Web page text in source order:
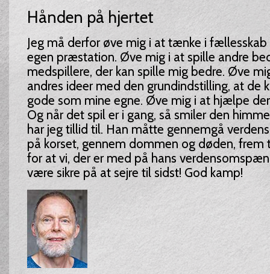
Hånden på hjertet
Jeg må derfor øve mig i at tænke i fællesskab
egen præstation. Øve mig i at spille andre
medspillere, der kan spille mig bedre. Øve
andres ideer med den grundindstilling, at de
gode som mine egne. Øve mig i at hjælpe
Og når det spil er i gang, så smiler den
har jeg tillid til. Han måtte gennemgå
på korset, gennem dommen og døden, frem
for at vi, der er med på hans
være sikre på at sejre til sidst! God kamp!